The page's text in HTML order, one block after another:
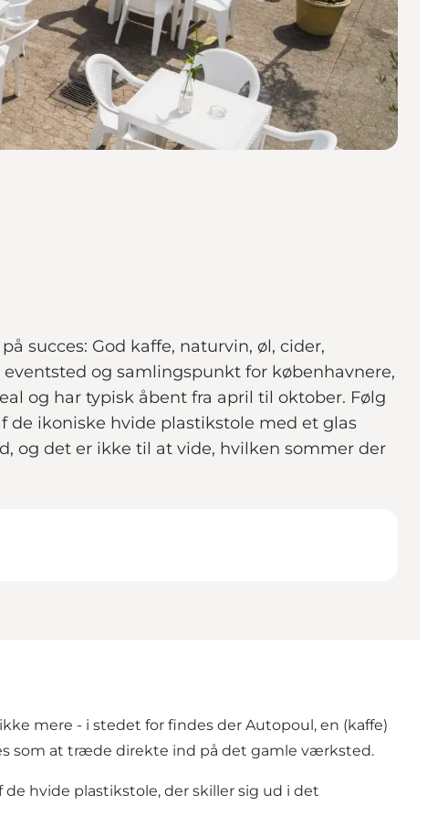
succes: God kaffe, naturvin, øl, cider,
og samlingspunkt for københavnere,
og har typisk åbent fra april til oktober. Følg
ikoniske hvide plastikstole med et glas
og det er ikke til at vide, hvilken sommer der
mere - i stedet for findes der Autopoul, en (kaffe)
som at træde direkte ind på det gamle værksted.
hvide plastikstole, der skiller sig ud i det